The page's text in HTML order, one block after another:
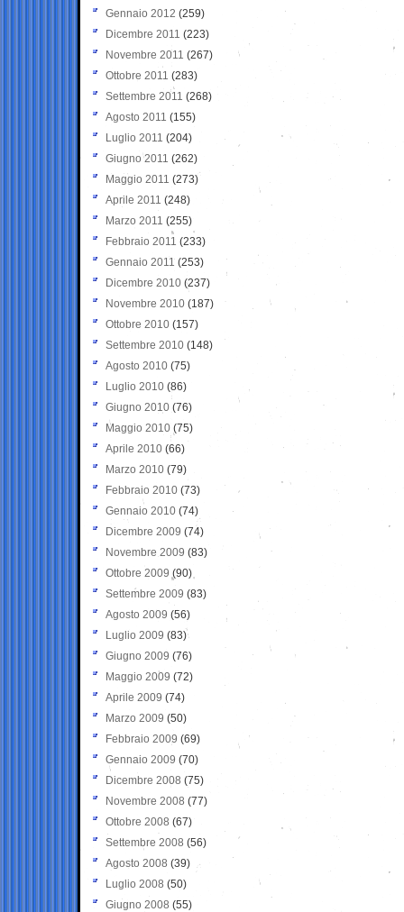
Gennaio 2012 (259)
Dicembre 2011 (223)
Novembre 2011 (267)
Ottobre 2011 (283)
Settembre 2011 (268)
Agosto 2011 (155)
Luglio 2011 (204)
Giugno 2011 (262)
Maggio 2011 (273)
Aprile 2011 (248)
Marzo 2011 (255)
Febbraio 2011 (233)
Gennaio 2011 (253)
Dicembre 2010 (237)
Novembre 2010 (187)
Ottobre 2010 (157)
Settembre 2010 (148)
Agosto 2010 (75)
Luglio 2010 (86)
Giugno 2010 (76)
Maggio 2010 (75)
Aprile 2010 (66)
Marzo 2010 (79)
Febbraio 2010 (73)
Gennaio 2010 (74)
Dicembre 2009 (74)
Novembre 2009 (83)
Ottobre 2009 (90)
Settembre 2009 (83)
Agosto 2009 (56)
Luglio 2009 (83)
Giugno 2009 (76)
Maggio 2009 (72)
Aprile 2009 (74)
Marzo 2009 (50)
Febbraio 2009 (69)
Gennaio 2009 (70)
Dicembre 2008 (75)
Novembre 2008 (77)
Ottobre 2008 (67)
Settembre 2008 (56)
Agosto 2008 (39)
Luglio 2008 (50)
Giugno 2008 (55)